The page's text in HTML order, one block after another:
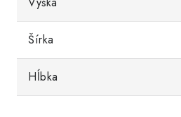
Šírka
Hĺbka